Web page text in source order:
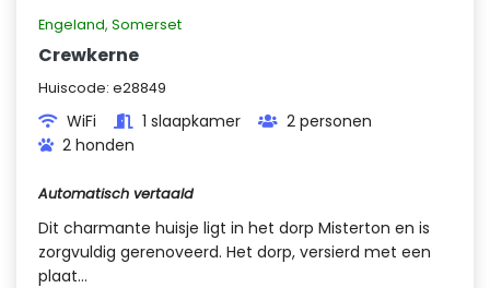
Engeland, Somerset
Crewkerne
Huiscode: e28849
WiFi 1 slaapkamer
2 personen
2 honden
Automatisch vertaald
Dit charmante huisje ligt in het dorp Misterton en is
zorgvuldig gerenoveerd. Het dorp, versierd met een
plaat...